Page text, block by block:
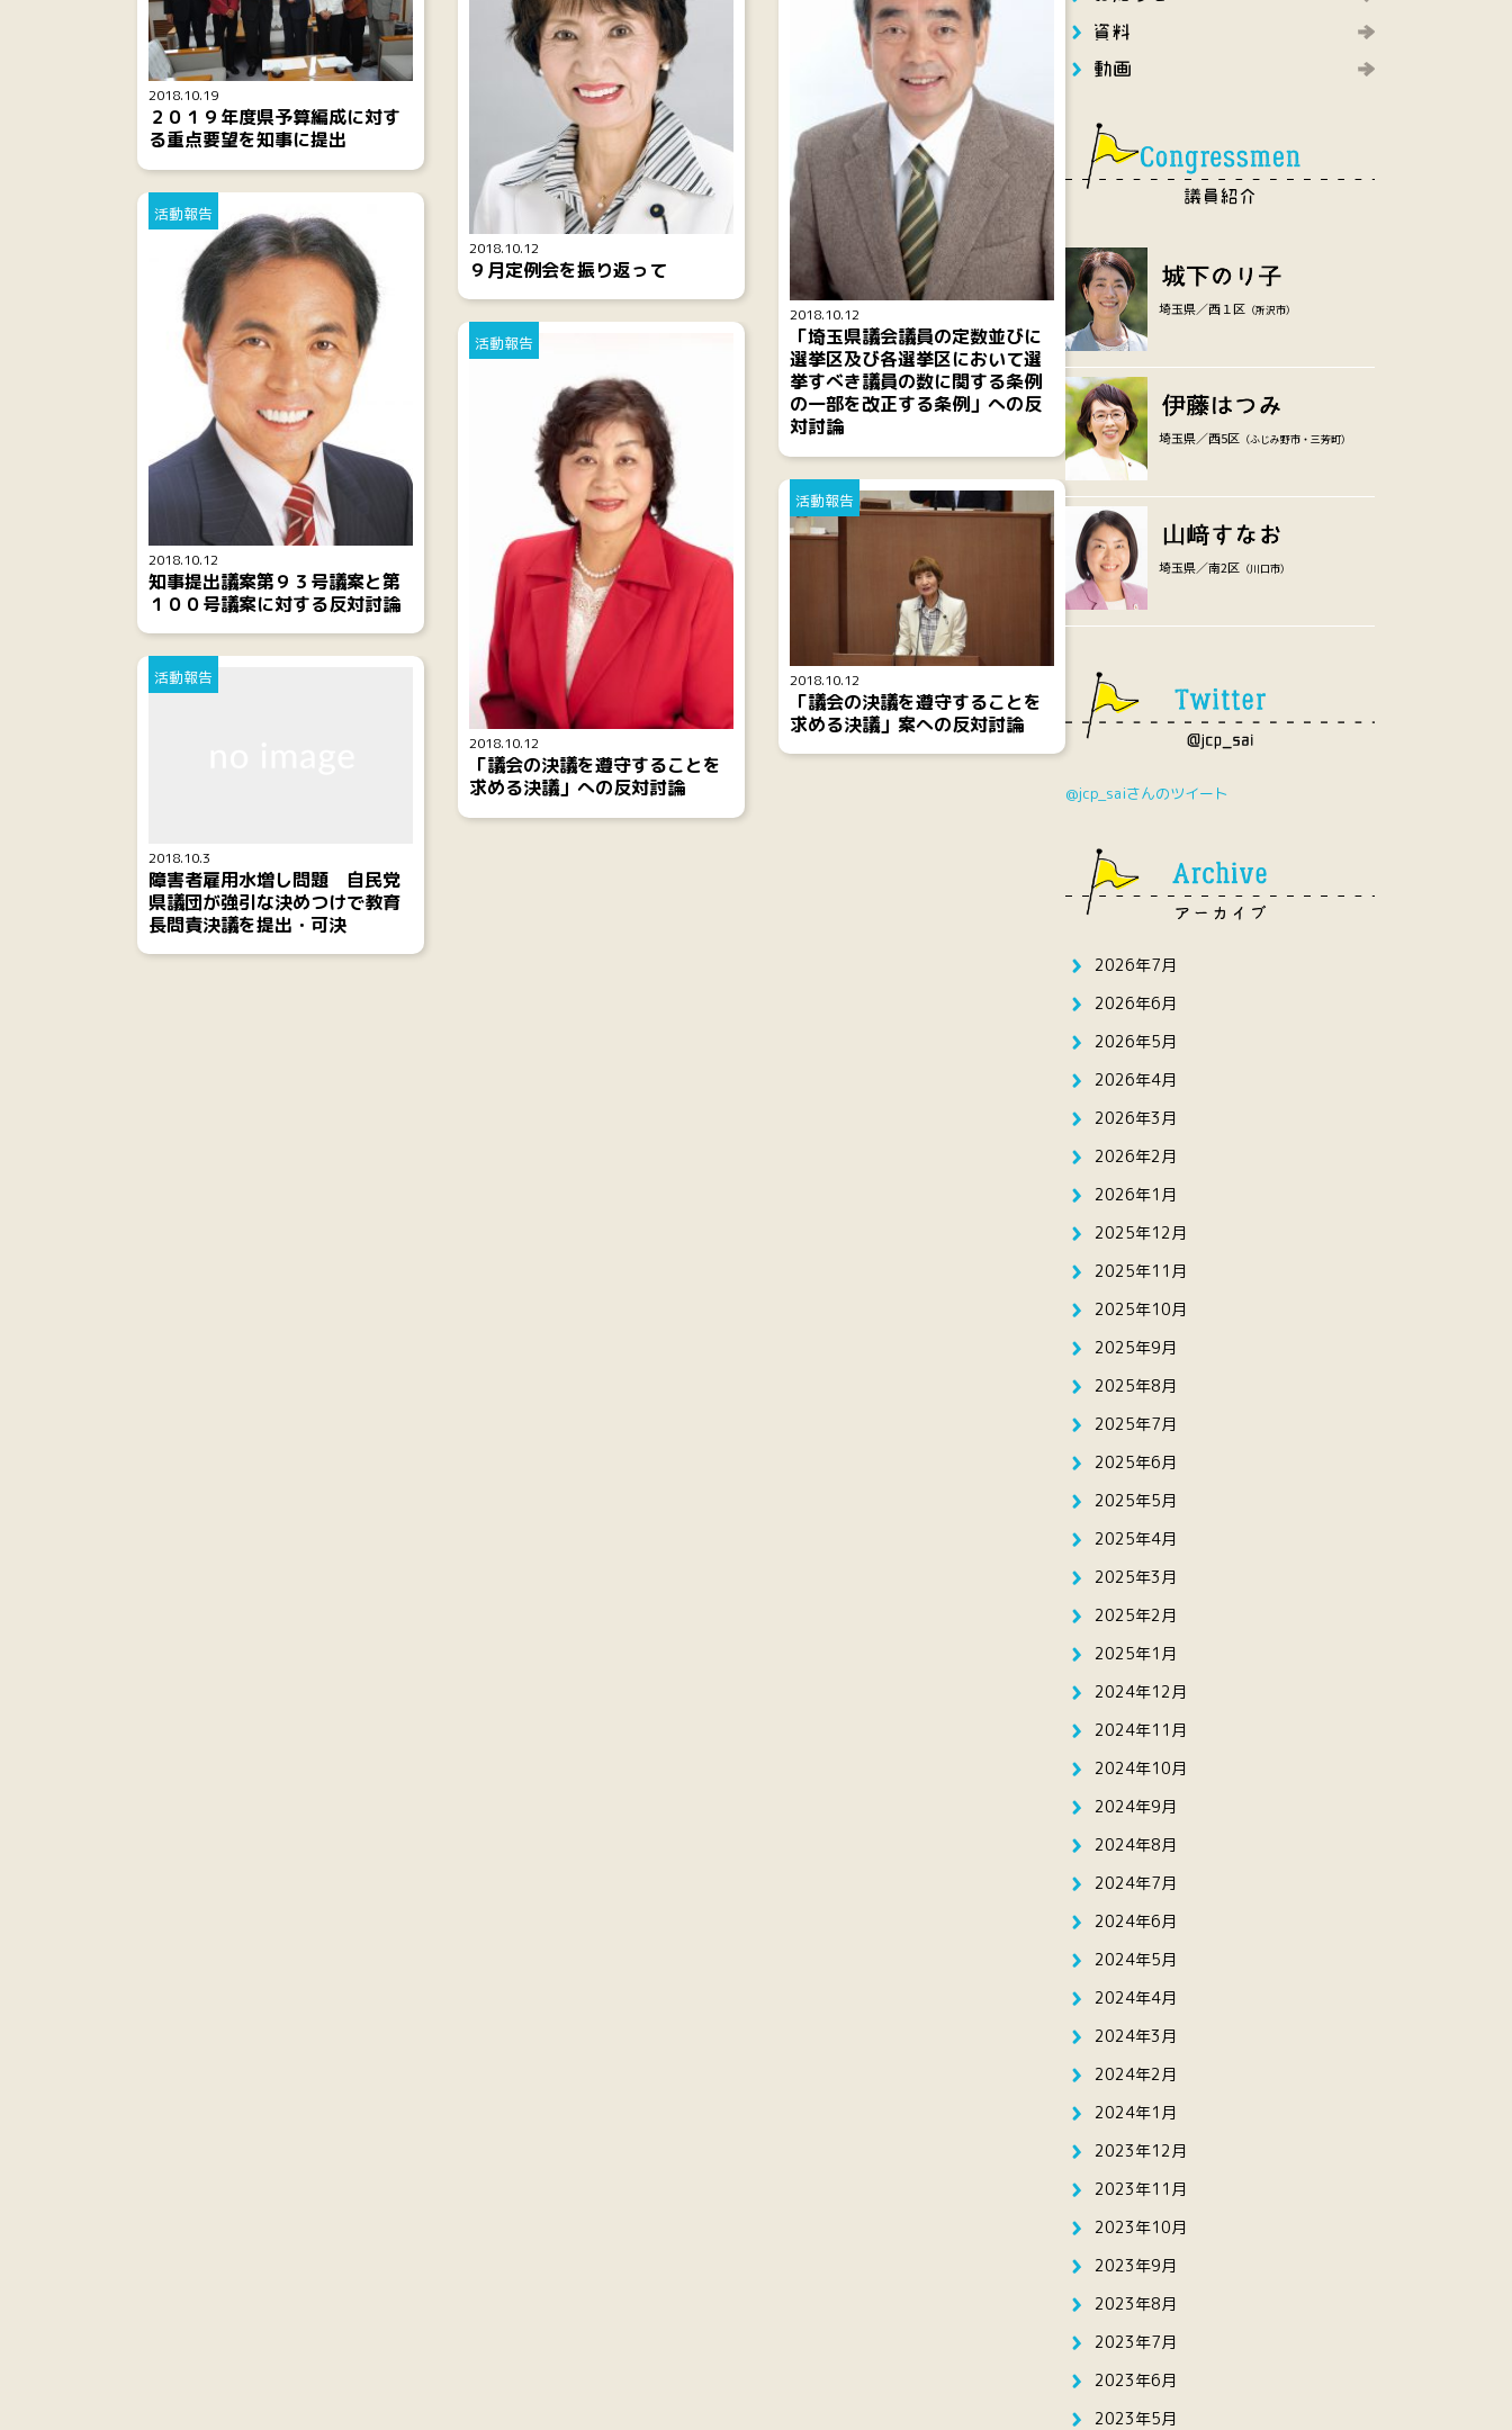
2018.10.19
２０１９年度県予算編成に対す
る重点要望を知事に提出
2018.10.12
９月定例会を振り返って
2018.10.12
「埼玉県議会議員の定数並びに
選挙区及び各選挙区において選
挙すべき議員の数に関する条例
の一部を改正する条例」への反
対討論
2018.10.12
活動報告
知事提出議案第９３号議案と第
１００号議案に対する反対討論
2018.10.12
活動報告
「議会の決議を遵守することを
求める決議」への反対討論
2018.10.12
活動報告
「議会の決議を遵守することを
求める決議」案への反対討論
2018.10.3
活動報告
障害者雇用水増し問題 自民党
県議団が強引な決めつけで教育
長問責決議を提出・可決
埼玉県／西１区 （所沢市）
埼玉県／西5区 （ふじみ野市・三芳町）
埼玉県／南2区 （川口市）
@jcp_saiさんのツイート
2026年7月
2026年6月
2026年5月
2026年4月
2026年3月
2026年2月
2026年1月
2025年12月
2025年11月
2025年10月
2025年9月
2025年8月
2025年7月
2025年6月
2025年5月
2025年4月
2025年3月
2025年2月
2025年1月
2024年12月
2024年11月
2024年10月
2024年9月
2024年8月
2024年7月
2024年6月
2024年5月
2024年4月
2024年3月
2024年2月
2024年1月
2023年12月
2023年11月
2023年10月
2023年9月
2023年8月
2023年7月
2023年6月
2023年5月